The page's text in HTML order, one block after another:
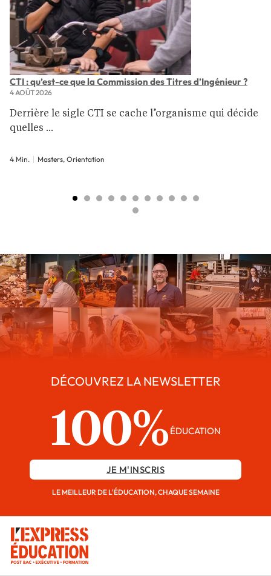
CTI : qu’est-ce que la Commission des Titres d’Ingénieur ?
4 AOÛT 2026
Derrière le sigle CTI se cache l’organisme qui décide
quelles ...
4 Min. Masters, Orientation
DÉCOUVREZ LA NEWSLETTER
100% ÉDUCATION
JE M'INSCRIS
LE MEILLEUR DE L'ÉDUCATION, CHAQUE SEMAINE